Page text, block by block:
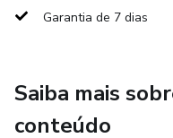
ensinamentos de Jesus
como lidamos com a
Garantia de 7 dias
Saiba mais
conteúdo